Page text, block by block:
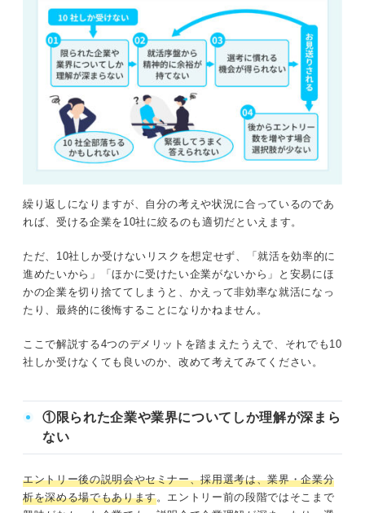
繰り返しになりますが、自分の考えや状況に合っているのであ
れば、受ける企業を10社に絞るのも適切だといえます。
ただ、10社しか受けないリスクを想定せず、「就活を効率的に
進めたいから」「ほかに受けたい企業がないから」と安易にほ
かの企業を切り捨ててしまうと、かえって非効率な就活になっ
たり、最終的に後悔することになりかねません。
ここで解説する4つのデメリットを踏まえたうえで、それでも10
社しか受けなくても良いのか、改めて考えてみてください。
①限られた企業や業界についてしか理解が深まら
ない
エントリー後の説明会やセミナー、採用選考は、業界・企業分
析を深める場でもあります。エントリー前の段階ではそこまで